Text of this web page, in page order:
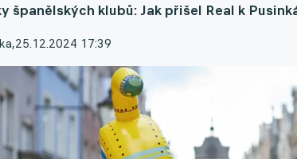
španělských klubů: Jak přišel Real k
,25.12.2024 17:39